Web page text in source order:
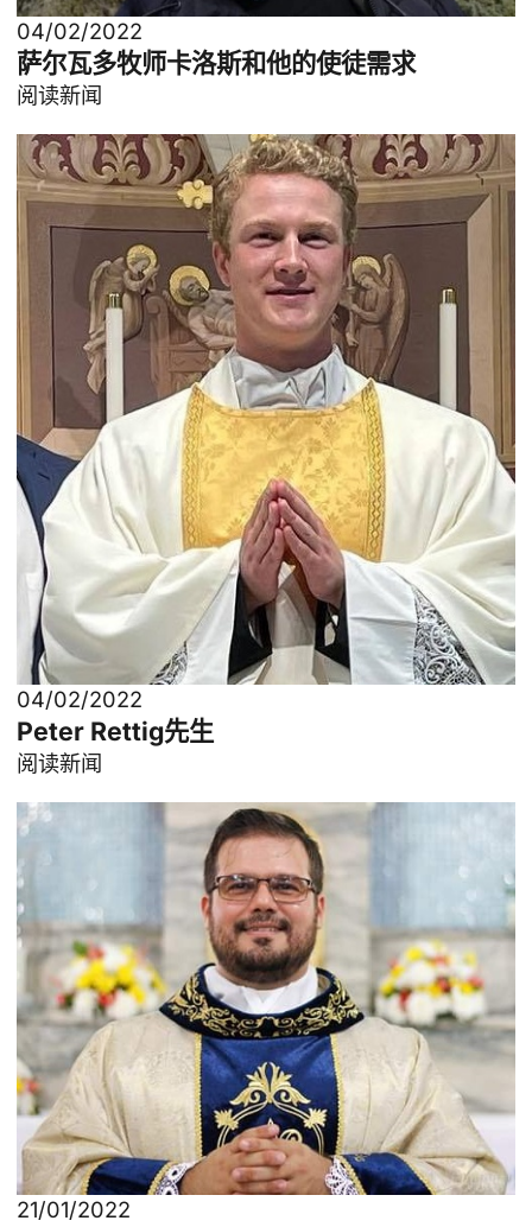
04/02/2022
萨尔瓦多牧师卡洛斯和他的使徒需求
阅读新闻
04/02/2022
Peter Rettig先生
阅读新闻
21/01/2022